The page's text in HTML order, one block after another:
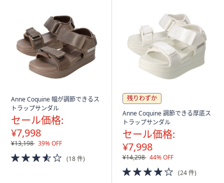
Anne Coquine 幅が調節できるス
トラップサンダル
セール価格:
¥7,998
¥13,198 39% OFF
3.5
of
(18 件)
残りわずか
Anne Coquine 調節できる厚底ス
トラップサンダル
セール価格:
¥7,998
¥14,298 44% OFF
4.0
of
(24 件)